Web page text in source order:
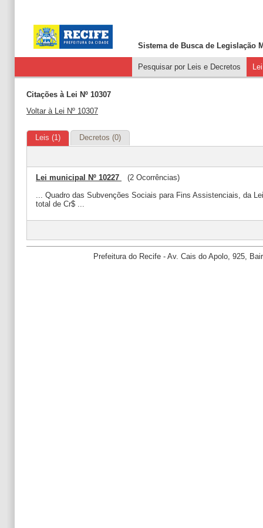
Sistema de Busca de Legislação
Pesquisar por Leis e Decretos
Citações à Lei Nº 10307
Voltar à Lei Nº 10307
Leis (1) Decretos (0)
Lei municipal Nº 10227
(2 Ocorrências)
... Quadro das Subvenções Sociais para Fins Assistenciais, da
total de Cr$ ...
Prefeitura do Recife - Av. Cais do Apolo, 925,